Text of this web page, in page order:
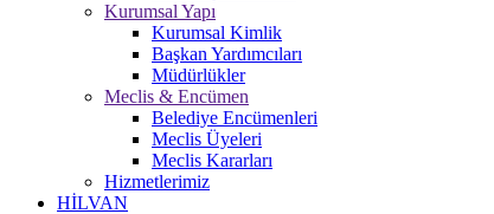
Kurumsal Yapı
Kurumsal Kimlik
Başkan Yardımcıları
Müdürlükler
Meclis & Encümen
Belediye Encümenleri
Meclis Üyeleri
Meclis Kararları
Hizmetlerimiz
HİLVAN